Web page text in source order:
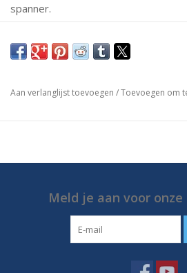
spanner.
Mochten er vragen zijn neem dan
op.
https://media.destaco.com/
Aan verlanglijst toevoegen /Toevoegen om
Meld je aan voor